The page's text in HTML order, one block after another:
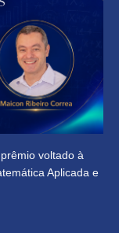
voltado à
Aplicada e